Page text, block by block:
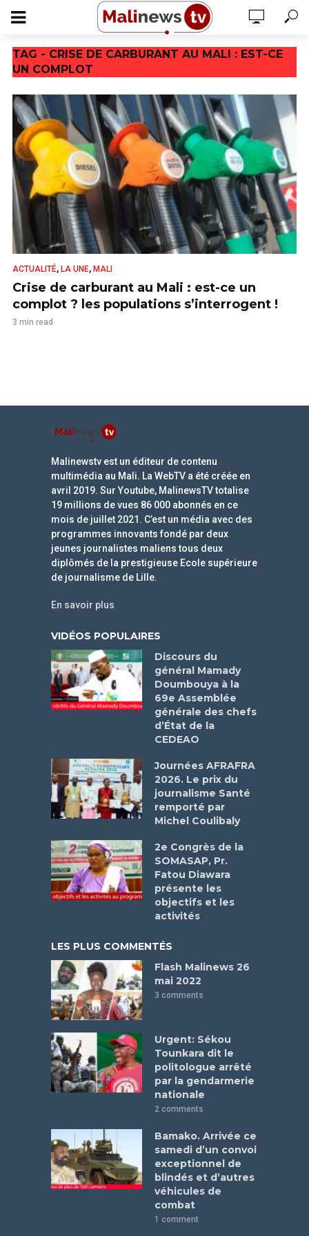
TAG - CRISE DE CARBURANT AU MALI : EST-CE
UN COMPLOT
ACTUALITÉ, LA UNE, MALI
Crise de carburant au Mali : est-ce un
complot ? les populations s’interrogent !
3 min read
Malinewstv est un éditeur de contenu
multimédia au Mali. La WebTV a été créée en
avril 2019. Sur Youtube, MalinewsTV totalise
19 millions de vues 86 000 abonnés en ce
mois de juillet 2021. C’est un média avec des
programmes innovants fondé par deux
jeunes journalistes maliens tous deux
diplômés de la prestigieuse Ecole supérieure
de journalisme de Lille.
En savoir plus
VIDÉOS POPULAIRES
Discours du
général Mamady
Doumbouya à la
69e Assemblée
générale des chefs
d’État de la
CEDEAO
Journées AFRAFRA
2026. Le prix du
journalisme Santé
remporté par
Michel Coulibaly
2e Congrès de la
SOMASAP, Pr.
Fatou Diawara
présente les
objectifs et les
activités
LES PLUS COMMENTÉS
Flash Malinews 26
mai 2022
3 comments
Urgent: Sékou
Tounkara dit le
politologue arrêté
par la gendarmerie
nationale
2 comments
Bamako. Arrivée ce
samedi d’un convoi
exceptionnel de
blindés et d’autres
véhicules de
combat
1 comment